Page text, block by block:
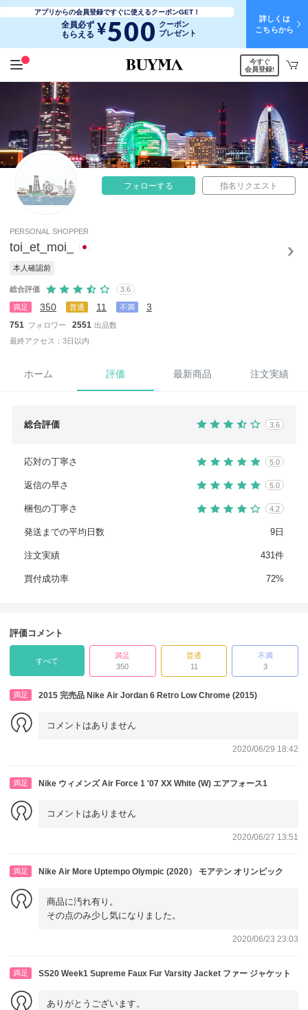
アプリからの会員登録ですぐに使えるクーポンGET！
全員必ず
もらえる ¥500 クーポン
プレゼント
詳しくは
こちらから
今すぐ
会員登録!
フォローする 指名リクエスト
PERSONAL SHOPPER
toi_et_moi_
本人確認前
総合評価 3.6
満足 350 普通 11 不満 3
751 フォロワー 2551 出品数
最終アクセス：3日以内
ホーム 評価 最新商品 注文実績
総合評価 3.6
応対の丁寧さ 5.0
返信の早さ 5.0
梱包の丁寧さ 4.2
発送までの平均日数 9日
注文実績 431件
買付成功率 72%
評価コメント
すべて
満足
350
普通
11
不満
3
満足 2015 完売品 Nike Air Jordan 6 Retro Low Chrome (2015)
コメントはありません
2020/06/29 18:42
満足 Nike ウィメンズ Air Force 1 '07 XX White (W) エアフォース1
コメントはありません
2020/06/27 13:51
満足 Nike Air More Uptempo Olympic (2020） モアテン オリンピック
商品に汚れ有り。
その点のみ少し気になりました。
2020/06/23 23:03
満足 SS20 Week1 Supreme Faux Fur Varsity Jacket ファー ジャケット
ありがとうございます。